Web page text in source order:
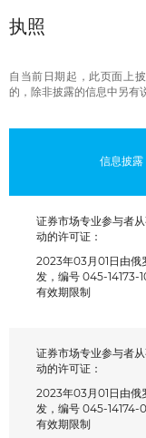
执照
自当前日期起，此页面上
的，除非披露的信息中另有
信息披露
证券市场专业参与者
动的许可证：
2023年03月01日由俄
发，编号 045-14173-
有效期限制
证券市场专业参与者
动的许可证：
2023年03月01日由俄
发，编号 045-14174-
有效期限制